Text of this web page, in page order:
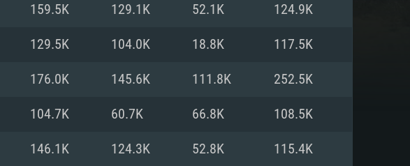
SISTEMA
159.5K 129.1K 52.1K 124.9K
129.5K 104.0K 18.8K 117.5K
176.0K 145.6K 111.8K 252.5K
104.7K 60.7K 66.8K 108.5K
146.1K 124.3K 52.8K 115.4K